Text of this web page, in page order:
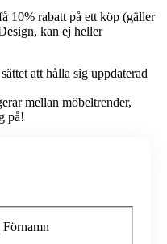
10% rabatt på ett köp (gäller
kan ej heller
att hålla sig uppdaterad
mellan möbeltrender,
på!
Förnamn